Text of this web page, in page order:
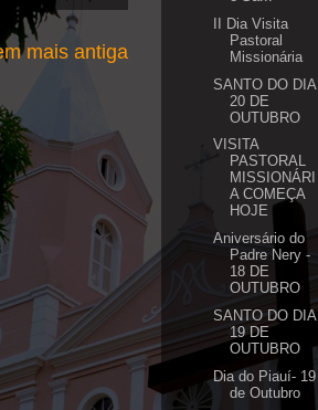
mais antiga
II Dia Visita
Pastoral
Missionária
SANTO DO DIA
20 DE
OUTUBRO
VISITA
PASTORAL
MISSIONÁRI
A COMEÇA
HOJE
Aniversário do
Padre Nery -
18 DE
OUTUBRO
SANTO DO DIA
19 DE
OUTUBRO
Dia do Piauí- 19
de Outubro